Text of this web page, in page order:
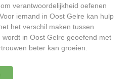
verantwoordelijkheid oefenen
iemand in Oost Gelre kan hulp
het verschil maken tussen
in Oost Gelre geoefend met
beter kan groeien.